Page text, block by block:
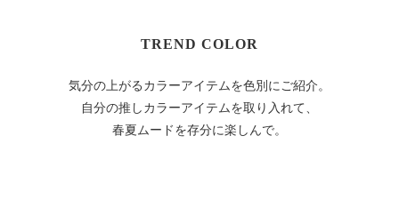
TREND COLOR
気分の上がるカラーアイテムを色別にご紹介。
自分の推しカラーアイテムを取り入れて、
春夏ムードを存分に楽しんで。